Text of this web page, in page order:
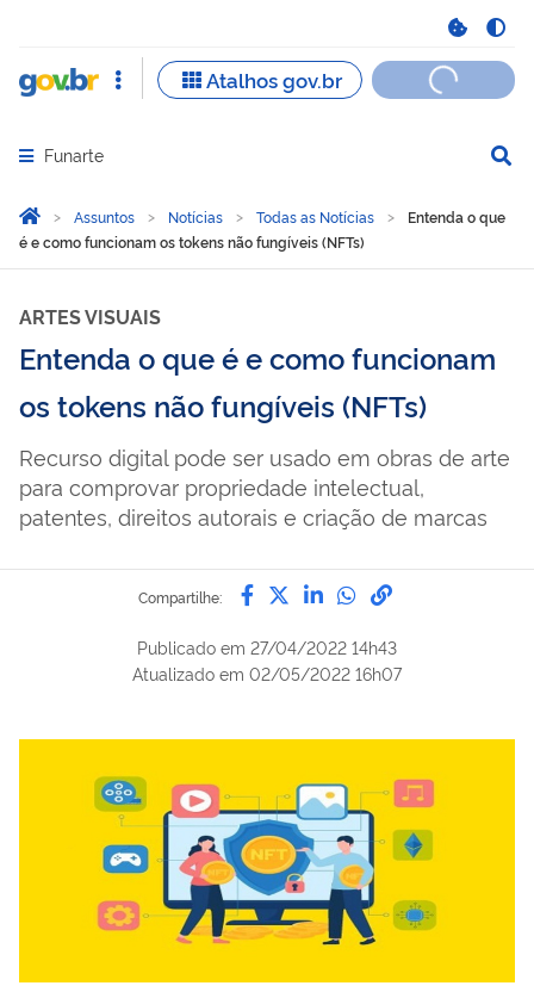
Abrir menu principal de navegação
Funarte
Você está aqui:
Página Inicial
Assuntos Notícias Todas as Notícias
Entenda o que
é e como funcionam os tokens não fungíveis (NFTs)
ARTES VISUAIS
Entenda o que é e como funcionam
os tokens não fungíveis (NFTs)
Recurso digital pode ser usado em obras de arte
para comprovar propriedade intelectual,
patentes, direitos autorais e criação de marcas
Compartilhe: Compartilhe por Facebook
Compartilhe por Twitter
Compartilhe por
Compartilhe
link para
Publicado em 27/04/2022 14h43
Atualizado em 02/05/2022 16h07